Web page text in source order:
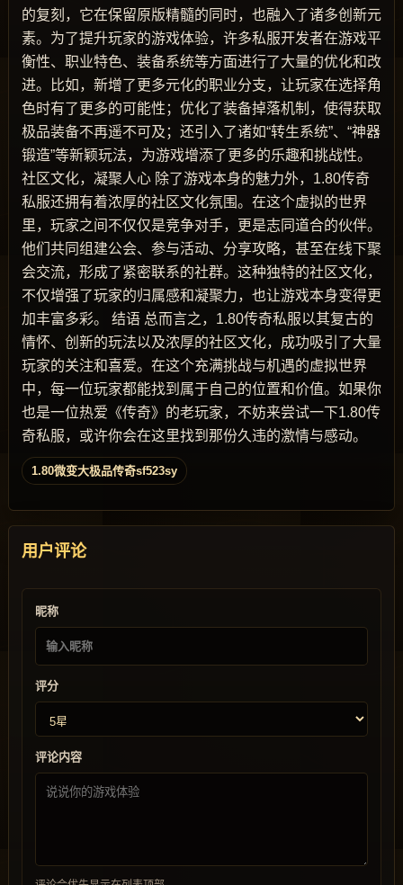
的复刻，它在保留原版精髓的同时，也融入了诸多创新元
素。为了提升玩家的游戏体验，许多私服开发者在游戏平
衡性、职业特色、装备系统等方面进行了大量的优化和改
进。比如，新增了更多元化的职业分支，让玩家在选择角
色时有了更多的可能性；优化了装备掉落机制，使得获取
极品装备不再遥不可及；还引入了诸如“转生系统”、“神器
锻造”等新颖玩法，为游戏增添了更多的乐趣和挑战性。
社区文化，凝聚人心 除了游戏本身的魅力外，1.80传奇
私服还拥有着浓厚的社区文化氛围。在这个虚拟的世界
里，玩家之间不仅仅是竞争对手，更是志同道合的伙伴。
他们共同组建公会、参与活动、分享攻略，甚至在线下聚
会交流，形成了紧密联系的社群。这种独特的社区文化，
不仅增强了玩家的归属感和凝聚力，也让游戏本身变得更
加丰富多彩。 结语 总而言之，1.80传奇私服以其复古的
情怀、创新的玩法以及浓厚的社区文化，成功吸引了大量
玩家的关注和喜爱。在这个充满挑战与机遇的虚拟世界
中，每一位玩家都能找到属于自己的位置和价值。如果你
也是一位热爱《传奇》的老玩家，不妨来尝试一下1.80传
奇私服，或许你会在这里找到那份久违的激情与感动。
1.80微变大极品传奇sf523sy
用户评论
昵称
评分
评论内容